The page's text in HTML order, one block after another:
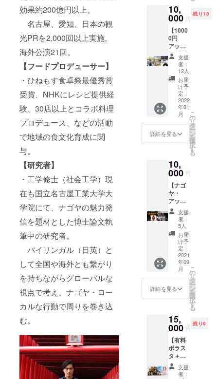
効果約200億円以上。
名古屋、愛知、日本の観
光PRを2,000回以上実施。
海外公演21回。
【フードプロデューサー】
・ひねもす食卓祭最優秀賞
受賞、NHKにレシピ提供経
験、30店以上とコラボ料理
プロデュース、などの活動
で地域の食文化育成に関
与。
【研究者】
・工学修士（社会工学）現
在も国立名古屋工業大学大
学院にて、ナゴヤの魅力発
信を題材とした博士論文執
筆中の研究者。
バイリンガル（日英）と
して全国や海外とも繋がり
を持ちながらグローバルな
視点で考え、ナゴヤ・ロー
カルな行動で周りを巻き込
む。
に入っ
ている
５つの
紋。こ
れにも
う一つ
足して
伝統を
アップ
デート
した新
たな表
現をお
試しあ
れ！
https://
nakam
urasho
p.thesh
【特典
④】
GAKU
Salonオ
リジナ
ル「現
場の相
棒ゼ
リー」
現場の
相棒ゼ
リー第2
弾、乳
酸菌
GABA
ゼ
リー。
その森
永乳業×
菓
×GAKU
salonの
コラボ
商品で
す！
GAKUs
alonナ
費は通
常3,000
円/月な
ので、4
か月で
は
12,000
円で
す。 そ
れを今
回のリ
ターン
ではお
得に
10,000
利用で
きま
メール
で入会
方法に
ついて
ご連絡
いたし
ます。
【特典
②】
アップ
デート
祭ス
タッフ
権 有
ベント
にス
参加で
きる権
利で
す。 内
側から
本気で
このイ
ベント
菓子問
屋街の
に囲ま
れて童
心に
帰って
みませ
んか？
定番や
珍しい
駄菓子
が食べ
放題。
アル
コール
とのマ
み下さ
い。 瓶
ラムネ
やコー
ラ、プ
ラス
チック
の金魚
掬いな
ど。 有
効期
限
2022年
1月迄
【特典
頓寺商
店街で
体験・
撮影
セット
デート
に、家
族サー
ビス
に、あ
【特典
①】黒
紋付染
めTシャ
ツ「黒
紋 -くろ
もん-
（Black
crest）
」¥
4,290な
ど3種類
(通常
12,870
円)を
セット
で大変
る黒紋
付。黒
現代の
ファッ
ション
に変換
しまし
た。黒
紋付に
入って
いる５
つの紋
を縦に
５つな
らべ、
黒紋付
を表現
しまし
た。柄
は黒
紋、黒
霧、黒
になり
ます。
10,
000 円
残り18
【1000
0円
アップ
デー
ターズ
特選
「ユ
ニー
ク」
コー
ス】 ※
下記6つ
からご
希望の
特典を1
さい。
【特典
①】超
主観名
古屋案
内 ナゴ
ヤ人
【倉橋
岳】の
超主観
による
最高の
ナゴヤ
案内。
有効期
限
2022年
名まで
開催
今年中
所要
時間は2
時間
現地ま
支援
者：
12人
お届
け予
定：
2022
年01
月
詳細を見る
こ
の
リ
タ
ー
ン
を
選
択
す
る
10,
000 円
【ナゴ
ヤ・
アップ
デート
祭「大
ナゴヤ
人」
コー
ス】 ・
HP/会場
に名前
が出る
権
（「大
ナゴヤ
ア） ※
備考欄
に掲載
するお
名前を
入力し
てくだ
さい ・
支援
者：
5人
お届
け予
定：
2021
年09
月
詳細を見る
こ
の
リ
タ
ー
ン
を
選
択
す
る
15,
000 円
残り9
【有料
ボラス
タ＋懇
親会参
加券支援
者：